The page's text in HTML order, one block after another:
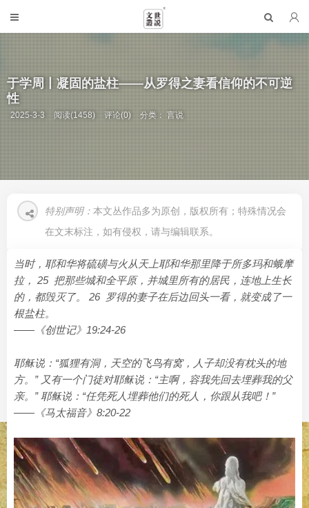
于学周丨凝固的盐柱——从罗得之妻看信仰的不可逆
性
2025-3-3 阅读(1458) 评论(0) 分类：言说
特别声明： 本文丛作品多为原创，版权所有；特殊情况会
在文末标注，如有侵权，请与编辑联系。
当时，耶和华将硫磺与火从天上耶和华那里降于所多玛和蛾摩
拉， 25 把那些城和全平原，并城里所有的居民，连地上生长
的，都毁灭了。 26 罗得的妻子在后边回头一看，就变成了一
根盐柱。
——《创世记》19:24-26
耶稣说：“狐狸有洞，天空的飞鸟有窝，人子却没有枕头的地
方。” 又有一个门徒对耶稣说：“主啊，容我先回去埋葬我的父
亲。” 耶稣说：“任凭死人埋葬他们的死人，你跟从我吧！”
——《马太福音》8:20-22